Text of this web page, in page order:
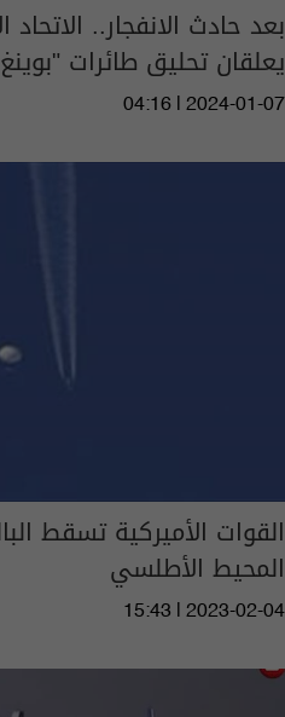
بعد حادث الانفجار.. الاتحاد
يعلقان تحليق طائرات "بوينغ 737 ماكس 9"
04:16 | 2024-01-07
القوات الأميركية تسقط
المحيط الأطلسي
15:43 | 2023-02-04